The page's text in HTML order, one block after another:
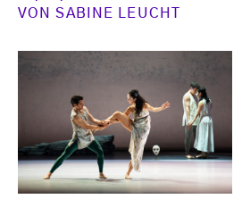
VONSABINE LEUCHT